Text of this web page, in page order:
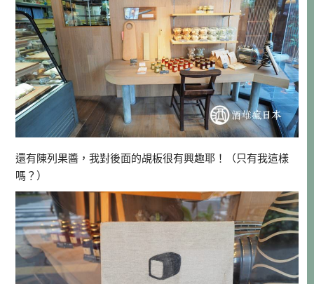
還有陳列果醬，我對後面的覘板很有興趣耶！（只有我這樣
嗎？）